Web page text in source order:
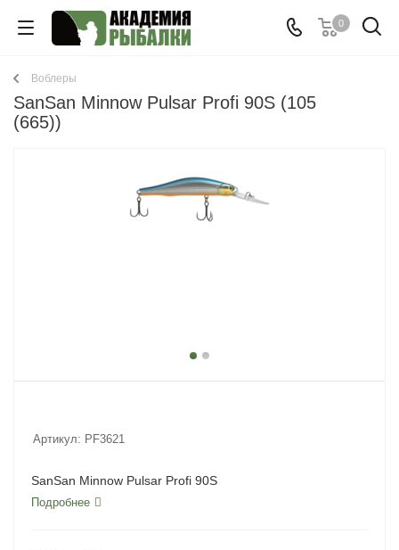
0
Воблеры
SanSan Minnow Pulsar Profi 90S (105
(665))
Артикул: PF3621
SanSan Minnow Pulsar Profi 90S
Подробнее